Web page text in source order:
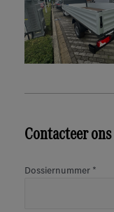
Contacteer ons
Dossiernummer *